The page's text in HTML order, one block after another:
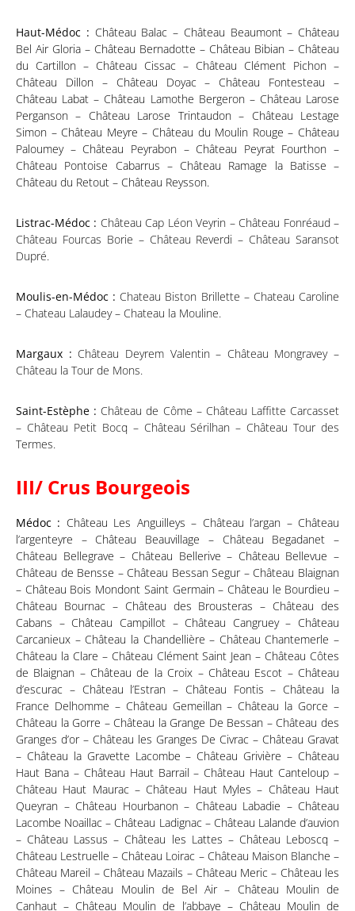
Haut-Médoc : Château Balac – Château Beaumont – Château
Bel Air Gloria – Château Bernadotte – Château Bibian – Château
du Cartillon – Château Cissac – Château Clément Pichon –
Château Dillon – Château Doyac – Château Fontesteau –
Château Labat – Château Lamothe Bergeron – Château Larose
Perganson – Château Larose Trintaudon – Château Lestage
Simon – Château Meyre – Château du Moulin Rouge – Château
Paloumey – Château Peyrabon – Château Peyrat Fourthon –
Château Pontoise Cabarrus – Château Ramage la Batisse –
Château du Retout – Château Reysson.
Listrac-Médoc : Château Cap Léon Veyrin – Château Fonréaud –
Château Fourcas Borie – Château Reverdi – Château Saransot
Dupré.
Moulis-en-Médoc : Chateau Biston Brillette – Chateau Caroline
– Chateau Lalaudey – Chateau la Mouline.
Margaux : Château Deyrem Valentin – Château Mongravey –
Château la Tour de Mons.
Saint-Estèphe : Château de Côme – Château Laffitte Carcasset
– Château Petit Bocq – Château Sérilhan – Château Tour des
Termes.
III/ Crus Bourgeois
Médoc : Château Les Anguilleys – Château l’argan – Château
l’argenteyre – Château Beauvillage – Château Begadanet –
Château Bellegrave – Château Bellerive – Château Bellevue –
Château de Bensse – Château Bessan Segur – Château Blaignan
– Château Bois Mondont Saint Germain – Château le Bourdieu –
Château Bournac – Château des Brousteras – Château des
Cabans – Château Campillot – Château Cangruey – Château
Carcanieux – Château la Chandellière – Château Chantemerle –
Château la Clare – Château Clément Saint Jean – Château Côtes
de Blaignan – Château de la Croix – Château Escot – Château
d’escurac – Château l’Estran – Château Fontis – Château la
France Delhomme – Château Gemeillan – Château la Gorce –
Château la Gorre – Château la Grange De Bessan – Château des
Granges d’or – Château les Granges De Civrac – Château Gravat
– Château la Gravette Lacombe – Château Grivière – Château
Haut Bana – Château Haut Barrail – Château Haut Canteloup –
Château Haut Maurac – Château Haut Myles – Château Haut
Queyran – Château Hourbanon – Château Labadie – Château
Lacombe Noaillac – Château Ladignac – Château Lalande d’auvion
– Château Lassus – Château les Lattes – Château Leboscq –
Château Lestruelle – Château Loirac – Château Maison Blanche –
Château Mareil – Château Mazails – Château Meric – Château les
Moines – Château Moulin de Bel Air – Château Moulin de
Canhaut – Château Moulin de l’abbaye – Château Moulin de